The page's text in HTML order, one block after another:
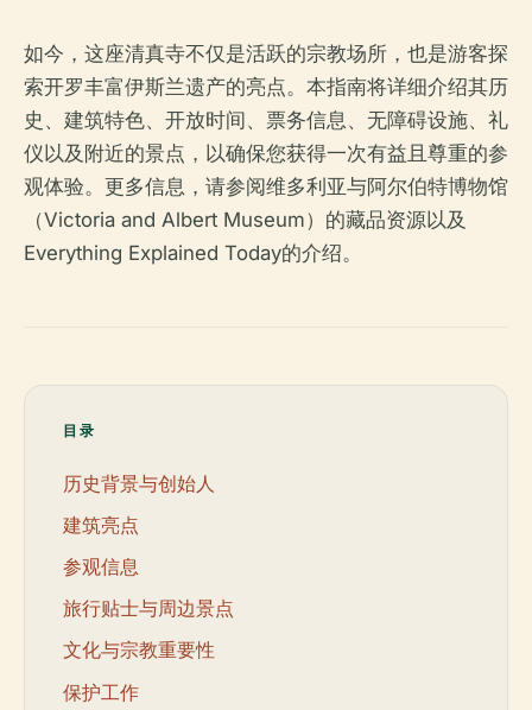
如今，这座清真寺不仅是活跃的宗教场所，也是游客探
索开罗丰富伊斯兰遗产的亮点。本指南将详细介绍其历
史、建筑特色、开放时间、票务信息、无障碍设施、礼
仪以及附近的景点，以确保您获得一次有益且尊重的参
观体验。更多信息，请参阅维多利亚与阿尔伯特博物馆
（Victoria and Albert Museum）的藏品资源以及
Everything Explained Today的介绍。
目录
历史背景与创始人
建筑亮点
参观信息
旅行贴士与周边景点
文化与宗教重要性
保护工作